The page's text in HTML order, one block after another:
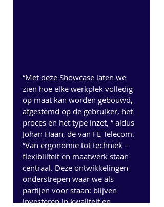
“Met deze Showcase laten we
zien hoe elke werkplek volledig
op maat kan worden gebouwd,
afgestemd op de gebruiker, het
proces en het type inzet, “ aldus
Johan Haan, de van FE Telecom.
“Van ergonomie tot techniek –
flexibiliteit en maatwerk staan
centraal. Deze ontwikkelingen
onderstrepen waar we als
partijen voor staan: blijven
investeren in kwaliteit en